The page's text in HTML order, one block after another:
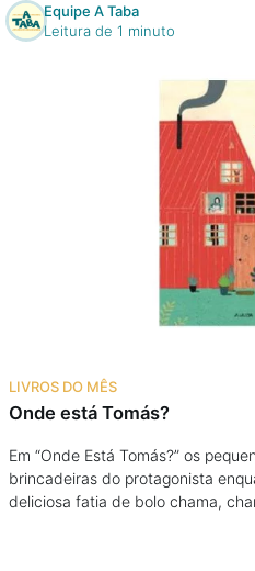
Cursos On line
Equipe A Taba
Leitura de 1 minuto
LIVROS DO MÊS
Onde está Tomás?
Em “Onde Está Tomás?” os
brincadeiras do protagonista
deliciosa fatia de bolo chama,